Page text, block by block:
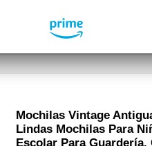
Mochilas Vintage
Lindas Mochilas Para
Escolar Para Guardería,